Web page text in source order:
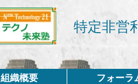
特定非営
組織概要 フォーラ